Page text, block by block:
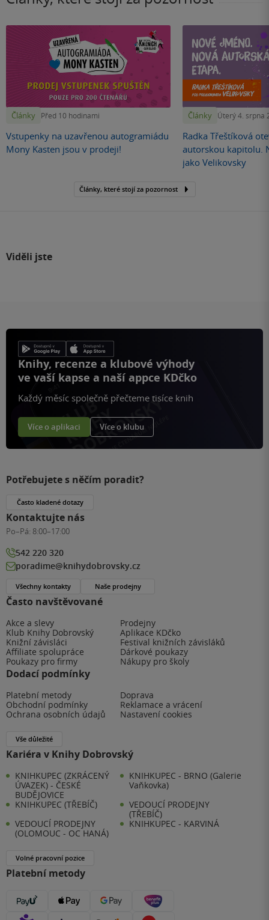
Články Před 10 hodinami
Vstupenky na uzavřenou autogramiádu
Mony Kasten jsou v prodeji!
Články Úterý 4. srpna
Radka Třeštíková
autorskou kapitolu.
jako Velikovsky
Články, které stojí za pozornost
Viděli jste
Knihy, recenze a klubové výhody
ve vaší kapse a naší appce KDčko
Každý měsíc společně přečteme tisíce knih
Více o aplikaci Více o klubu
Často navštěvované
Akce a slevy
Prodejny
Klub Knihy Dobrovský
Aplikace KDčko
Knižní závisláci
Festival knižních závisláků
Affiliate spolupráce
Dárkové poukazy
Poukazy pro firmy
Nákupy pro školy
Dodací podmínky
Platební metody
Doprava
Obchodní podmínky
Reklamace a vrácení
Ochrana osobních údajů
Nastavení cookies
Vše důležité
Kariéra v Knihy Dobrovský
KNIHKUPEC (ZKRÁCENÝ
ÚVAZEK) - ČESKÉ
BUDĚJOVICE
KNIHKUPEC - BRNO (Galerie
Vaňkovka)
KNIHKUPEC (TŘEBÍČ)
VEDOUCÍ PRODEJNY
(TŘEBÍČ)
VEDOUCÍ PRODEJNY
(OLOMOUC - OC HANÁ)
KNIHKUPEC - KARVINÁ
Volné pracovní pozice
Platební metody
Potřebujete s něčím poradit?
Často kladené dotazy
Kontaktujte nás
Po–Pá: 8:00–17:00
542 220 320
poradime@knihydobrovsky.cz
Všechny kontakty Naše prodejny